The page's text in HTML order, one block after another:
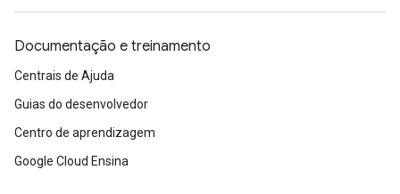
Documentação e treinamento
Centrais de Ajuda
Guias do desenvolvedor
Centro de aprendizagem
Google Cloud Ensina